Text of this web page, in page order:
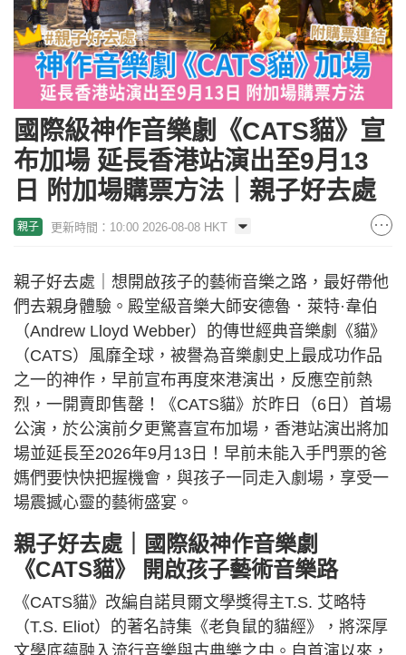
國際級神作音樂劇《CATS貓》宣
布加場 延長香港站演出至9月13
日 附加場購票方法｜親子好去處
親子 更新時間：10:00 2026-08-08 HKT
親子好去處｜想開啟孩子的藝術音樂之路，最好帶他
們去親身體驗。殿堂級音樂大師安德魯．萊特·韋伯
（Andrew Lloyd Webber）的傳世經典音樂劇《貓》
（CATS）風靡全球，被譽為音樂劇史上最成功作品
之一的神作，早前宣布再度來港演出，反應空前熱
烈，一開賣即售罄！《CATS貓》於昨日（6日）首場
公演，於公演前夕更驚喜宣布加場，香港站演出將加
場並延長至2026年9月13日！早前未能入手門票的爸
媽們要快快把握機會，與孩子一同走入劇場，享受一
場震撼心靈的藝術盛宴。
親子好去處｜國際級神作音樂劇
《CATS貓》 開啟孩子藝術音樂路
《CATS貓》改編自諾貝爾文學獎得主T.S. 艾略特
（T.S. Eliot）的著名詩集《老負鼠的貓經》，將深厚
文學底蘊融入流行音樂與古典樂之中。自首演以來，